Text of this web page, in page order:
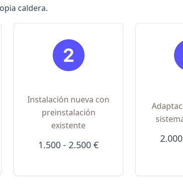
caldera.
Instalación nueva con
preinstalación
existente
1.500 - 2.500 €